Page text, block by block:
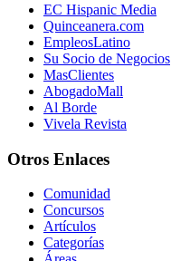
EC Hispanic Media
Quinceanera.com
EmpleosLatino
Su Socio de Negocios
MasClientes
AbogadoMall
Al Borde
Vivela Revista
Otros Enlaces
Comunidad
Concursos
Artículos
Categorías